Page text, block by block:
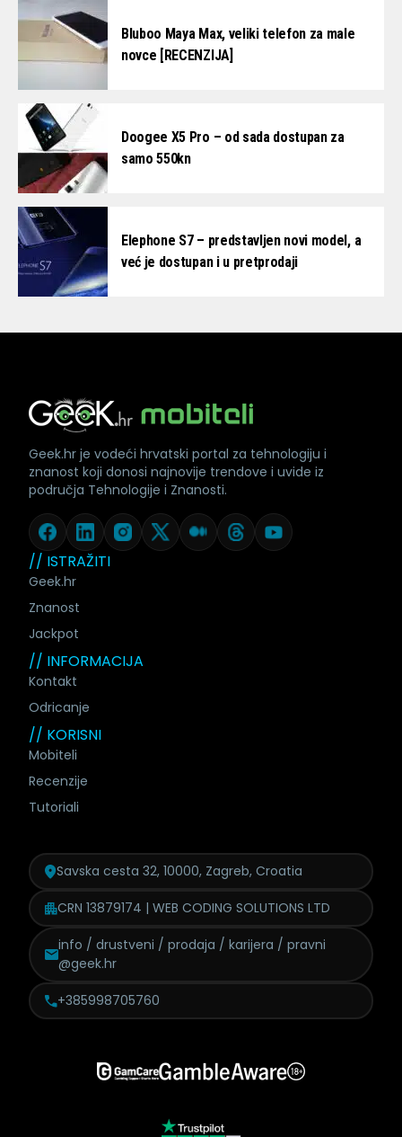
Bluboo Maya Max, veliki telefon za male
novce [RECENZIJA]
Doogee X5 Pro – od sada dostupan za
samo 550kn
Elephone S7 – predstavljen novi model, a
već je dostupan i u pretprodaji
// ISTRAŽITI
Geek.hr
Znanost
Jackpot
// INFORMACIJA
Kontakt
Odricanje
// KORISNI
Mobiteli
Recenzije
Tutoriali
Geek.hr je vodeći hrvatski portal za tehnologiju i
znanost koji donosi najnovije trendove i uvide iz
područja Tehnologije i Znanosti.
Savska cesta 32, 10000, Zagreb, Croatia
CRN 13879174 | WEB CODING SOLUTIONS LTD
info / drustveni / prodaja / karijera / pravni
@geek.hr
+385998705760